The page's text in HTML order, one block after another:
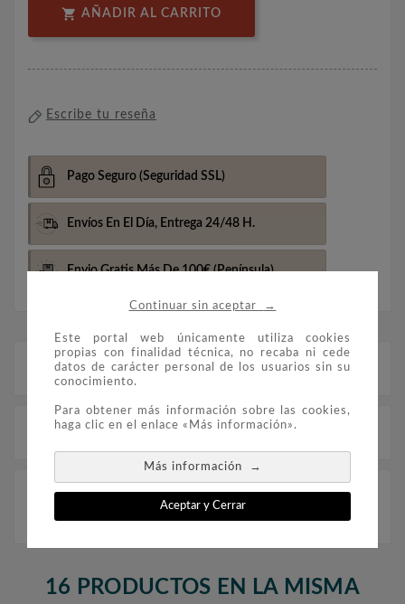
Continuar sin aceptar →
Este portal web únicamente utiliza cookies
propias con finalidad técnica, no recaba ni cede
datos de carácter personal de los usuarios sin su
conocimiento.
Para obtener más información sobre las cookies,
haga clic en el enlace «Más información».
Más información →
Aceptar y Cerrar
 AÑADIR AL CARRITO
Escribe tu reseña
Pago Seguro (Seguridad SSL)
Envíos En El Día, Entrega 24/48 H.
Envio Gratis Más De 100€(Península)
Descripción
Detalles del producto
Republica Somalia 250 Shilling 2005. Papa Juan Pablo
II. nº1 Metal: Cobre y niquel, bañada en plata.
Diametro: 39 mm
16 PRODUCTOS EN LA MISMA